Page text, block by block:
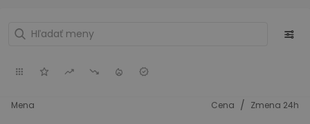
Mena Cena / Zmena 24h